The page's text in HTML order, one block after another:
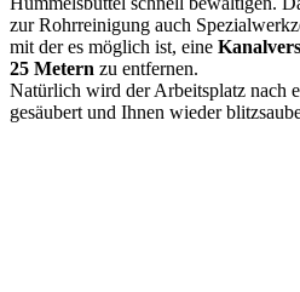
zur Rohrreinigung auch
mit der es möglich ist, eine
25 Metern zu entfernen.
Natürlich wird der Arbeitsplatz nach
gesäubert und Ihnen wieder